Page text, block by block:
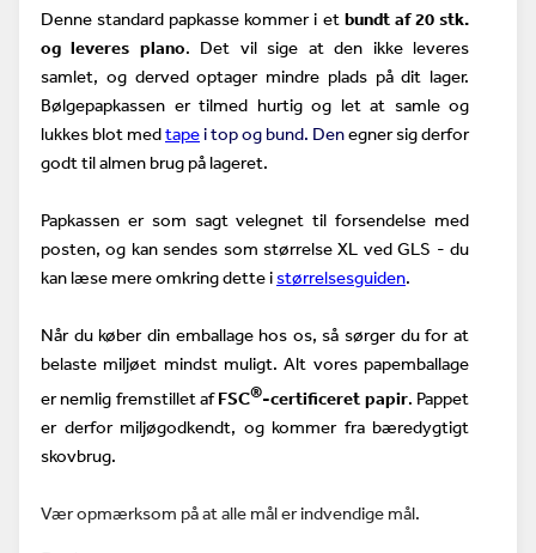
Denne standard papkasse kommer i et bundt af 20 stk.
og leveres plano. Det vil sige at den ikke leveres
samlet, og derved optager mindre plads på dit lager.
Bølgepapkassen er tilmed hurtig og let at samle og
lukkes blot medtapei top og bund. Denegner sig derfor
godt til almen brug på lageret.
Papkassen er som sagt velegnet til forsendelse med
posten, og kan sendes som størrelse XL ved GLS - du
kan læse mere omkring dette istørrelsesguiden.
Når du køber din emballage hos os, så sørger du for at
belaste miljøet mindst muligt. Alt vores papemballage
er nemlig fremstillet afFSC®-certificeret papir. Pappet
er derfor miljøgodkendt, og kommer fra bæredygtigt
skovbrug.
Vær opmærksom på at alle mål er indvendige mål.